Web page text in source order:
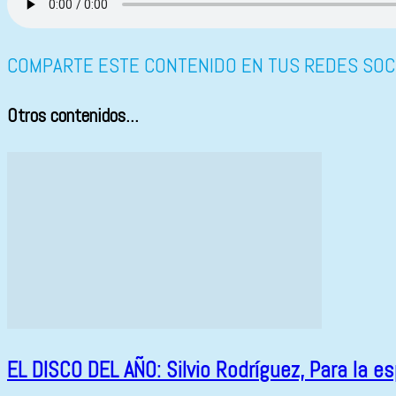
COMPARTE ESTE CONTENIDO EN TUS REDES
Otros contenidos...
EL DISCO DEL AÑO: Silvio Rodríguez, Para la